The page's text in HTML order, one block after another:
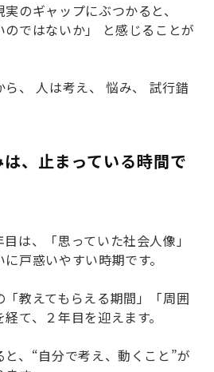
実のギャップにぶつかると、
のではないか」 と感じることが
、 人は考え、 悩み、 試行錯
、止まっている時間で
は、「思っていた社会人像」
戸惑いやすい時期です。
「教えてもらえる期間」「周囲
て、２年目を迎えます。
、“自分で考え、動くこと”が